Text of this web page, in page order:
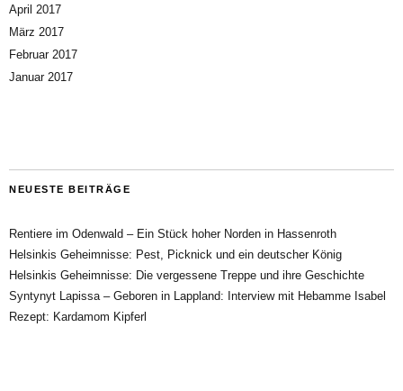
April 2017
März 2017
Februar 2017
Januar 2017
NEUESTE BEITRÄGE
Rentiere im Odenwald – Ein Stück hoher Norden in Hassenroth
Helsinkis Geheimnisse: Pest, Picknick und ein deutscher König
Helsinkis Geheimnisse: Die vergessene Treppe und ihre Geschichte
Syntynyt Lapissa – Geboren in Lappland: Interview mit Hebamme Isabel
Rezept: Kardamom Kipferl